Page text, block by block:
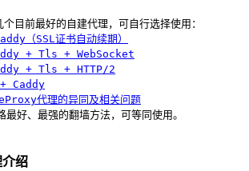
（SSL证书自动续期）
+ Tls + WebSocket
+ Tls + HTTP/2
Caddy
代理的异同及相关问题
好、最强的翻墙方法，可等同使用。
绍